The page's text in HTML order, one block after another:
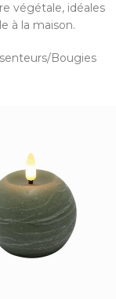
végétale, idéales
à la maison.
Bougies